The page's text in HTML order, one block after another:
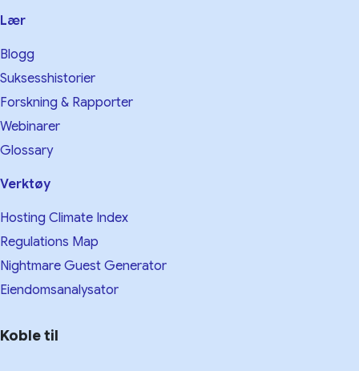
Lær
Blogg
Suksesshistorier
Forskning & Rapporter
Webinarer
Glossary
Verktøy
Hosting Climate Index
Regulations Map
Nightmare Guest Generator
Eiendomsanalysator
Koble til